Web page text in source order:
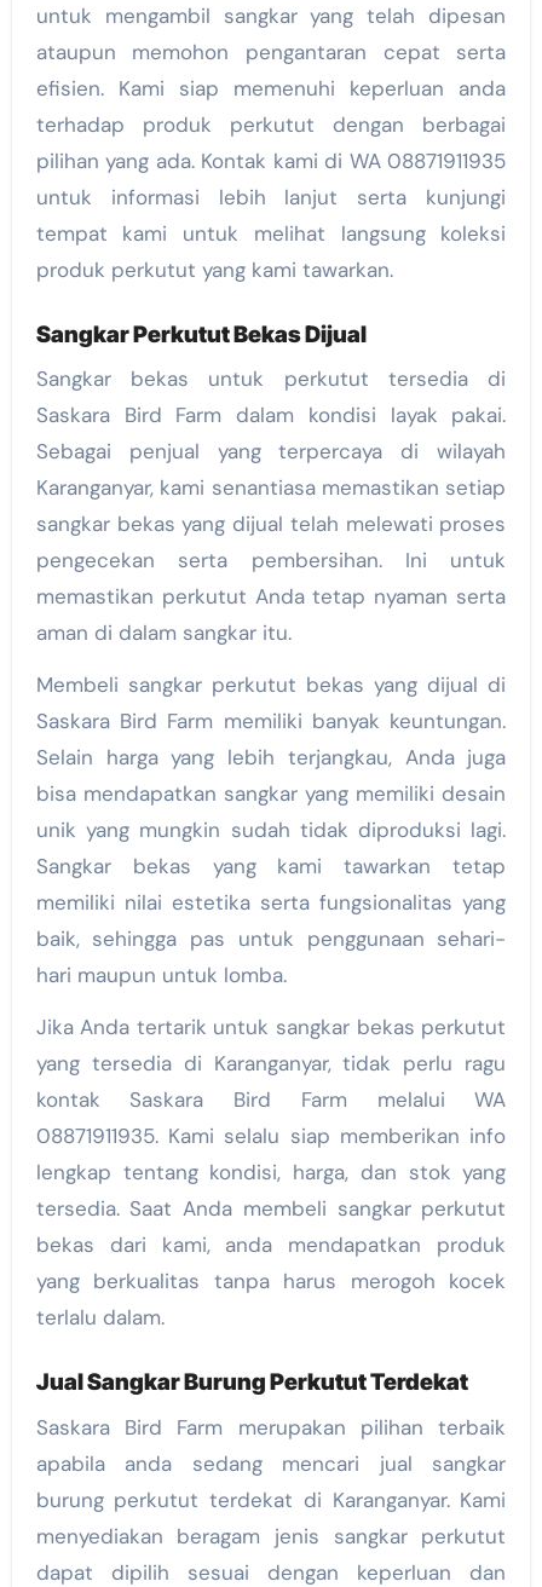
untuk mengambil sangkar yang telah dipesan
ataupun memohon pengantaran cepat serta
efisien. Kami siap memenuhi keperluan anda
terhadap produk perkutut dengan berbagai
pilihan yang ada. Kontak kami di WA 08871911935
untuk informasi lebih lanjut serta kunjungi
tempat kami untuk melihat langsung koleksi
produk perkutut yang kami tawarkan.
Sangkar Perkutut Bekas Dijual
Sangkar bekas untuk perkutut tersedia di
Saskara Bird Farm dalam kondisi layak pakai.
Sebagai penjual yang terpercaya di wilayah
Karanganyar, kami senantiasa memastikan setiap
sangkar bekas yang dijual telah melewati proses
pengecekan serta pembersihan. Ini untuk
memastikan perkutut Anda tetap nyaman serta
aman di dalam sangkar itu.
Membeli sangkar perkutut bekas yang dijual di
Saskara Bird Farm memiliki banyak keuntungan.
Selain harga yang lebih terjangkau, Anda juga
bisa mendapatkan sangkar yang memiliki desain
unik yang mungkin sudah tidak diproduksi lagi.
Sangkar bekas yang kami tawarkan tetap
memiliki nilai estetika serta fungsionalitas yang
baik, sehingga pas untuk penggunaan sehari-
hari maupun untuk lomba.
Jika Anda tertarik untuk sangkar bekas perkutut
yang tersedia di Karanganyar, tidak perlu ragu
kontak Saskara Bird Farm melalui WA
08871911935. Kami selalu siap memberikan info
lengkap tentang kondisi, harga, dan stok yang
tersedia. Saat Anda membeli sangkar perkutut
bekas dari kami, anda mendapatkan produk
yang berkualitas tanpa harus merogoh kocek
terlalu dalam.
Jual Sangkar Burung Perkutut Terdekat
Saskara Bird Farm merupakan pilihan terbaik
apabila anda sedang mencari jual sangkar
burung perkutut terdekat di Karanganyar. Kami
menyediakan beragam jenis sangkar perkutut
dapat dipilih sesuai dengan keperluan dan